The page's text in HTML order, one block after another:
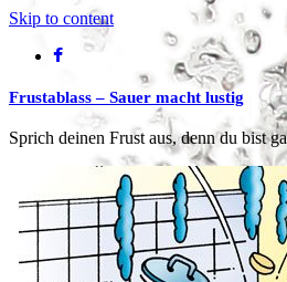
Skip to content
Frustablass – Sauer macht lustig
Sprich deinen Frust aus, denn du bist